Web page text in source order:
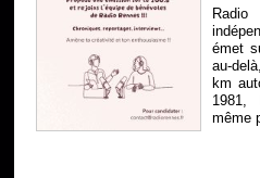
émet
au-
km
même